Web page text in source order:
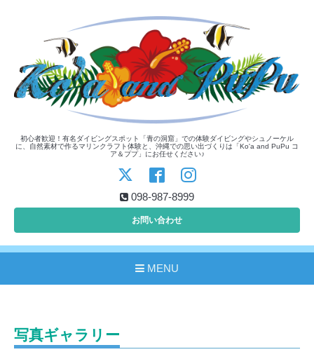
初心者歓迎！有名ダイビングスポット「青の洞窟」での体験ダイビングやシュノーケル
に、自然素材で作るマリンクラフト体験と、沖縄での思い出づくりは「Ko'a and PuPu コ
ア＆ププ」にお任せください♪
098-987-8999
お問い合わせ
MENU
写真ギャラリー